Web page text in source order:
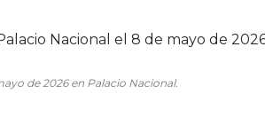
de 2026 en Palacio Nacional.